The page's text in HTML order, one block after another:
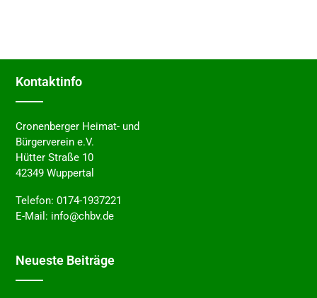
Kontakt­in­fo
Cronenberger Heimat- und
Bürgerverein e.V.
Hütter Straße 10
42349 Wuppertal
Telefon: 0174-1937221
E-Mail: info@chbv.de
Neues­te Beiträge